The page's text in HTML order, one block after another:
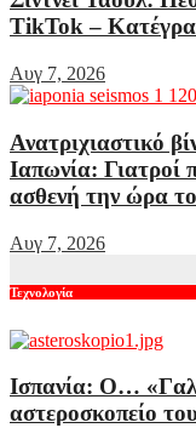
TikTok –
Αυγ 7, 2026
Ανατριχιαστικό
Ιαπωνία: Γιατροί
ασθενή την ώρα
Αυγ 7, 2026
Τεχνολογία
Ισπανία: Ο…
αστεροσκοπείο